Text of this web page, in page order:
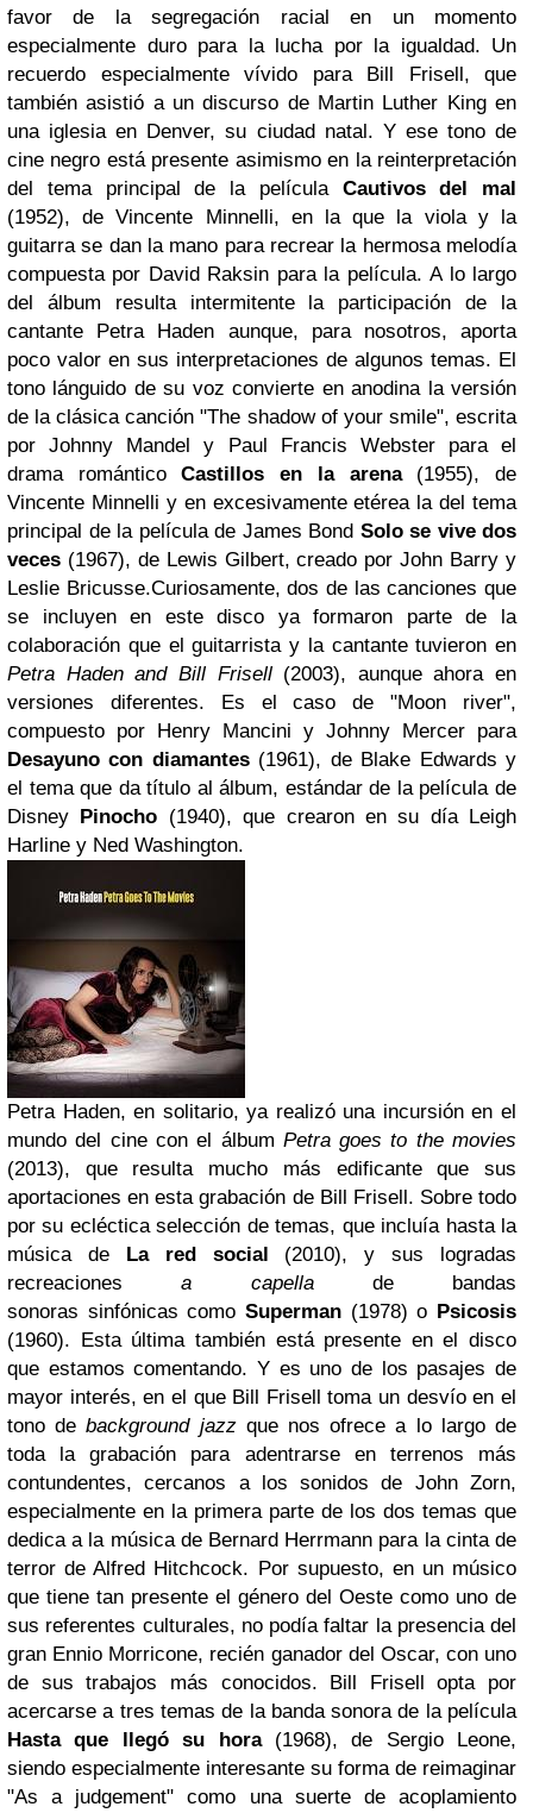
favor de la segregación racial en un momento
especialmente duro para la lucha por la igualdad. Un
recuerdo especialmente vívido para Bill Frisell, que
también asistió a un discurso de Martin Luther King en
una iglesia en Denver, su ciudad natal. Y ese tono de
cine negro está presente asimismo en la reinterpretación
del tema principal de la película Cautivos del mal
(1952), de Vincente Minnelli, en la que la viola y la
guitarra se dan la mano para recrear la hermosa melodía
compuesta por David Raksin para la película.A lo largo
del álbum resulta intermitente la participación de la
cantante Petra Haden aunque, para nosotros, aporta
poco valor en sus interpretaciones de algunos temas. El
tono lánguido de su voz convierte en anodina la versión
de la clásica canción "The shadow of your smile", escrita
por Johnny Mandel y Paul Francis Webster para el
drama románticoCastillos en la arena(1955), de
Vincente Minnelli y en excesivamente etérea la del tema
principal de la película de James Bond Solo se vive dos
veces (1967), de Lewis Gilbert, creado por John Barry y
Leslie Bricusse.Curiosamente, dos de las canciones que
se incluyen en este disco ya formaron parte de la
colaboración que el guitarrista y la cantante tuvieron en
Petra Haden and Bill Frisell (2003), aunque ahora en
versiones diferentes. Es el caso de "Moon river",
compuesto por Henry Mancini y Johnny Mercer para
Desayuno con diamantes(1961), de Blake Edwards y
el tema que da título al álbum, estándar de la película de
Disney Pinocho (1940), que crearon en su día Leigh
Harline y Ned Washington.
Petra Haden, en solitario, ya realizó una incursión en el
mundo del cine con el álbum Petra goes to the movies
(2013), que resulta mucho más edificante que sus
aportaciones en esta grabación de Bill Frisell. Sobre todo
por su ecléctica selección de temas, que incluía hasta la
música de La red social (2010), y sus logradas
recreacionesa capellade bandas
sonoras sinfónicas como Superman (1978) o Psicosis
(1960). Esta última también está presente en el disco
que estamos comentando. Y es uno de los pasajes de
mayor interés, en el que Bill Frisell toma un desvío en el
tono debackground jazzque nos ofrece a lo largo de
toda la grabación para adentrarse en terrenos más
contundentes, cercanos a los sonidos de John Zorn,
especialmente en la primera parte de los dos temas que
dedica a la música de Bernard Herrmann para la cinta de
terror de Alfred Hitchcock. Por supuesto, en un músico
que tiene tan presente el género del Oeste como uno de
sus referentes culturales, no podía faltar la presencia del
gran Ennio Morricone, recién ganador del Oscar, con uno
de sus trabajos más conocidos. Bill Frisell opta por
acercarse a tres temas de la banda sonora de la película
Hasta que llegó su hora(1968), de Sergio Leone,
siendo especialmente interesante su forma de reimaginar
"As a judgement" como una suerte de acoplamiento